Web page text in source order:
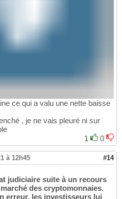
ce qui a valu une nette baisse
, je ne vais pleuré ni sur
1
0
à 12h45 #14
judiciaire suite à un recours
des cryptomonnaies.
erreur, les investisseurs lui